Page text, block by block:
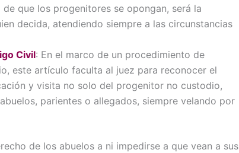
de que los progenitores se opongan, será la
decida, atendiendo siempre a las circunstancias
Civil: En el marco de un procedimiento de
este artículo faculta al juez para reconocer el
y visita no solo del progenitor no custodio,
parientes o allegados, siempre velando por
de los abuelos a ni impedirse a que vean a sus